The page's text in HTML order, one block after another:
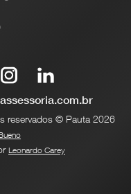
reservados © Pauta 2026
Leonardo Carey